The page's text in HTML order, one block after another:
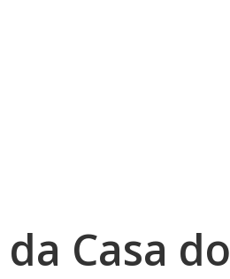
Casa do